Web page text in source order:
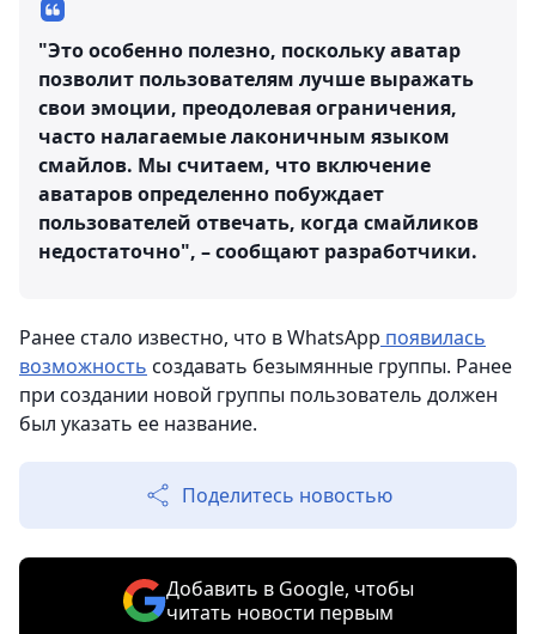
"Это особенно полезно, поскольку аватар
позволит пользователям лучше выражать
свои эмоции, преодолевая ограничения,
часто налагаемые лаконичным языком
смайлов. Мы считаем, что включение
аватаров определенно побуждает
пользователей отвечать, когда смайликов
недостаточно", – сообщают разработчики.
Ранее стало известно, что в WhatsApp появилась
возможность создавать безымянные группы. Ранее
при создании новой группы пользователь должен
был указать ее название.
Поделитесь новостью
Добавить в Google, чтобы
читать новости первым